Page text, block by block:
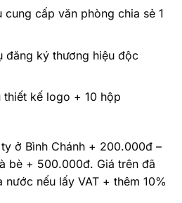
cấp văn phòng chia sẻ 1
đăng ký thương hiệu độc
kế logo + 10 hộp
ở Bình Chánh + 200.000đ –
bè + 500.000đ. Giá trên đã
nếu lấy VAT + thêm 10%